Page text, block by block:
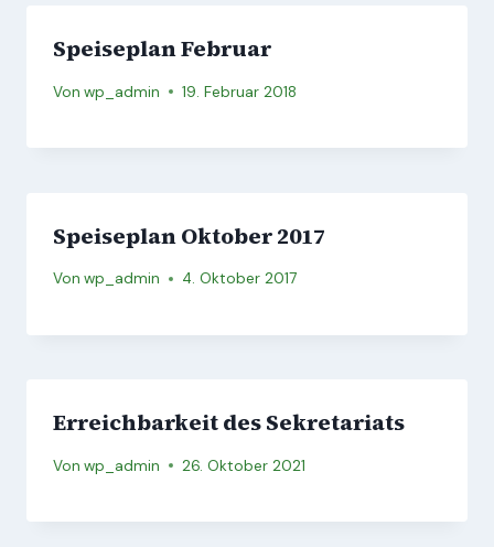
Speiseplan Februar
Von wp_admin 19. Februar 2018
Speiseplan Oktober 2017
Von wp_admin 4. Oktober 2017
Erreichbarkeit des Sekretariats
Von wp_admin 26. Oktober 2021